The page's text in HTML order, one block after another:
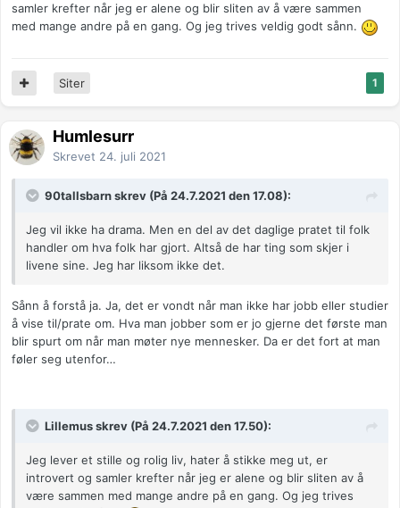
samler krefter når jeg er alene og blir sliten av å være sammen
med mange andre på en gang. Og jeg trives veldig godt sånn.
1
Siter
Humlesurr
Skrevet 24. juli 2021
90tallsbarn skrev (På 24.7.2021 den 17.08):
Jeg vil ikke ha drama. Men en del av det daglige pratet til folk
handler om hva folk har gjort. Altså de har ting som skjer i
livene sine. Jeg har liksom ikke det.
Sånn å forstå ja. Ja, det er vondt når man ikke har jobb eller studier
å vise til/prate om. Hva man jobber som er jo gjerne det første man
blir spurt om når man møter nye mennesker. Da er det fort at man
føler seg utenfor…
Lillemus skrev (På 24.7.2021 den 17.50):
Jeg lever et stille og rolig liv, hater å stikke meg ut, er
introvert og samler krefter når jeg er alene og blir sliten av å
være sammen med mange andre på en gang. Og jeg trives